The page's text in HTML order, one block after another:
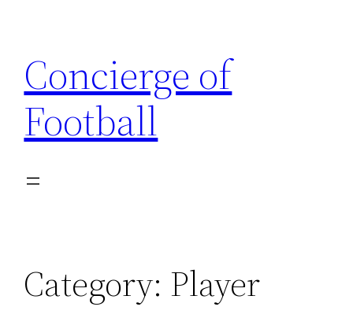
content
Concierge of
Football
Category: Player